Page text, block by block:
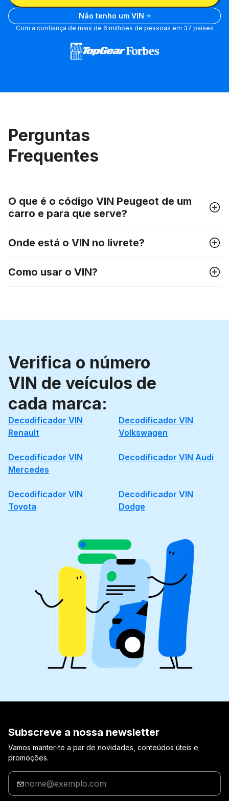
Não tenho um VIN
Com a confiança de mais de 6 milhões de pessoas em 37 países
Perguntas
Frequentes
O que é o código VIN Peugeot de um
carro e para que serve?
Onde está o VIN no livrete?
Como usar o VIN?
Verifica o número
VIN de veículos de
cada marca:
Decodificador VIN
Renault
Decodificador VIN
Volkswagen
Decodificador VIN
Mercedes
Decodificador VIN Audi
Decodificador VIN
Toyota
Decodificador VIN
Dodge
Subscreve a nossa newsletter
Vamos manter-te a par de novidades, conteúdos úteis e
promoções.
Insira
seu